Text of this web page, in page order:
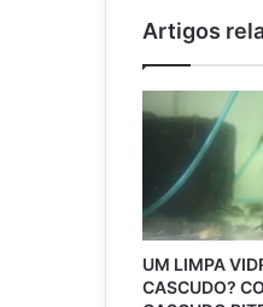
Artigos
UM LIMPA
CASCUDO?